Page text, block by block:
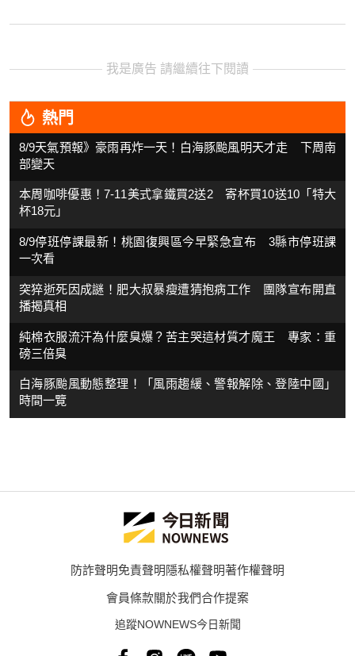
我是廣告 請繼續往下閱讀
熱門
8/9天氣預報》豪雨再炸一天！白海豚颱風明天才走 下周南
部變天
本周咖啡優惠！7-11美式拿鐵買2送2 寄杯買10送10「特大
杯18元」
8/9停班停課最新！桃園復興區今早緊急宣布 3縣市停班課
一次看
突猝逝死因成謎！肥大叔暴瘦遭猜抱病工作 團隊宣布開直
播揭真相
純棉衣服流汗為什麼臭爆？苦主哭這材質才魔王 專家：重
磅三倍臭
白海豚颱風動態整理！「風雨趨緩、警報解除、登陸中國」
時間一覽
防詐聲明免責聲明隱私權聲明著作權聲明
會員條款關於我們合作提案
追蹤NOWNEWS今日新聞